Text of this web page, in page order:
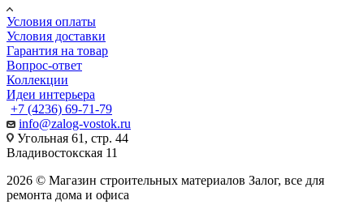
Условия оплаты
Условия доставки
Гарантия на товар
Вопрос-ответ
Коллекции
Идеи интерьера
+7 (4236) 69-71-79
info@zalog-vostok.ru
Угольная 61, стр. 44
Владивостокская 11
2026 © Магазин строительных материалов Залог, все для
ремонта дома и офиса